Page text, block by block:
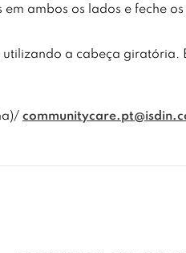
ambos os lados e feche
a cabeça